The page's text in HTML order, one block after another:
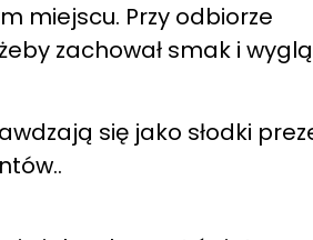
miejscu. Przy odbiorze
zachował smak i
się jako słodki